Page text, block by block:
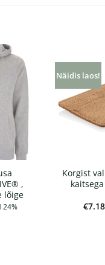
,
lõige
24%
Näidis laos!
Korgist
€7.18